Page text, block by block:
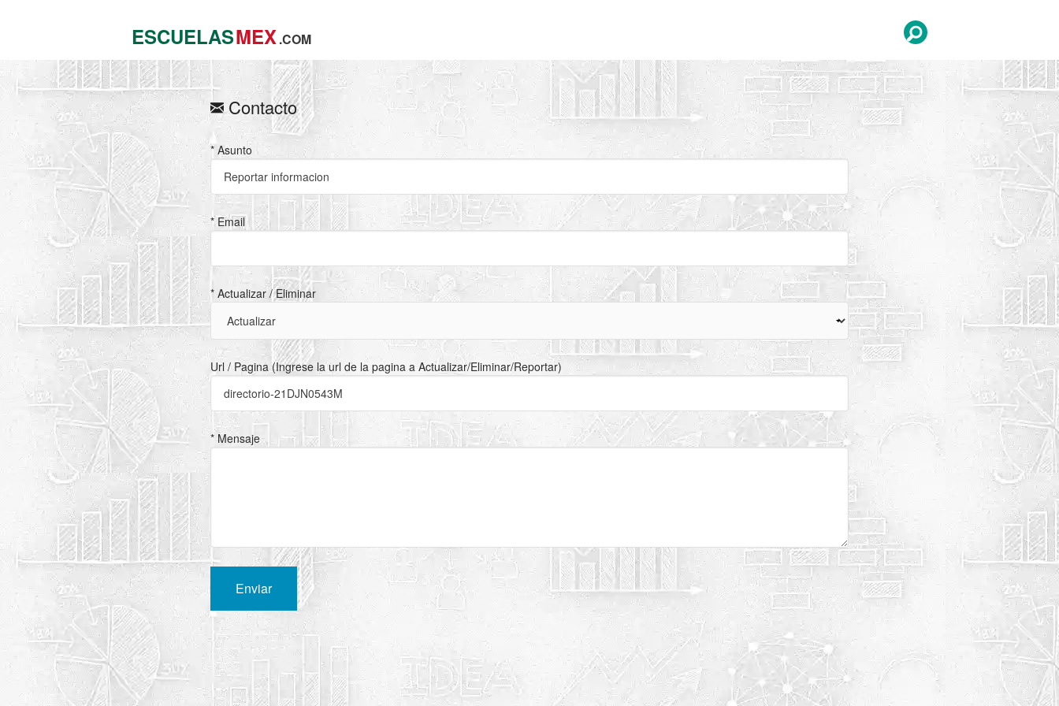
ESCUELASMEX.COM
Contacto
* Asunto
* Email
* Actualizar / Eliminar
Url / Pagina (Ingrese la url de la pagina a Actualizar/Eliminar/Reportar)
* Mensaje
Enviar